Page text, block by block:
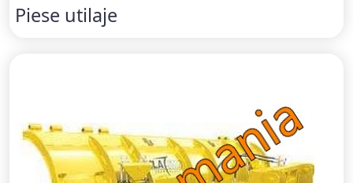
Piese utilaje